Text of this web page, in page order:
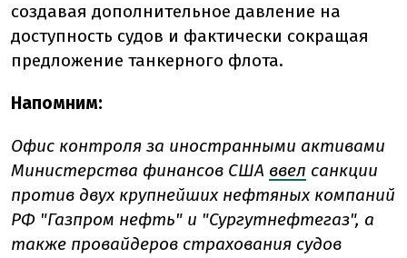
создавая дополнительное давление на
доступность судов и фактически сокращая
предложение танкерного флота.
Напомним:
Офис контроля за иностранными активами
Министерства финансов США ввел санкции
против двух крупнейших нефтяных компаний
РФ "Газпром нефть" и "Сургутнефтегаз", а
также провайдеров страхования судов